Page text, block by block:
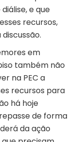
e que
recursos,
em
também não
na PEC a
recursos para
há hoje
de forma
da ação